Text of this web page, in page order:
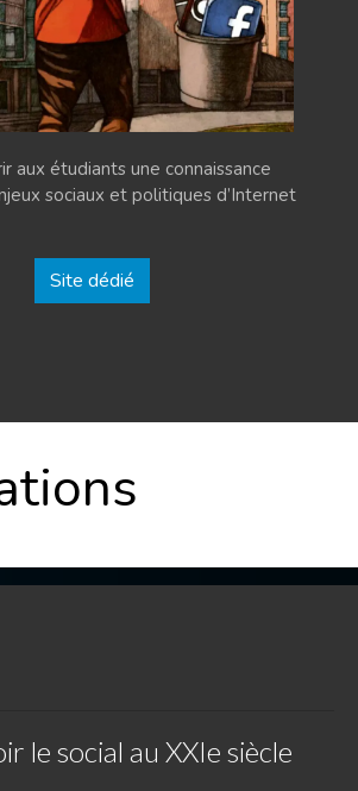
aux étudiants une connaissance
sociaux et politiques d’Internet
Site dédié
le social au XXIe siècle